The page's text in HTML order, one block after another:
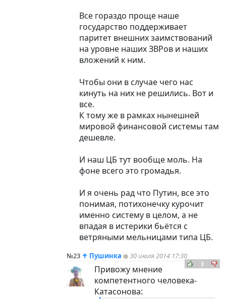
Все гораздо проще наше
государство поддерживает
паритет внешних заимствований
на уровне наших ЗВРов и наших
вложений к ним.
Чтобы они в случае чего нас
кинуть на них не решились. Вот и
все.
К тому же в рамках нынешней
мировой финансовой системы там
дешевле.
И наш ЦБ тут вообще моль. На
фоне всего это громадья.
И я очень рад что Путин, все это
понимая, потихонечку курочит
именно систему в целом, а не
впадая в истерики бьётся с
ветряными мельницами типа ЦБ.
№23 ↑ Пушинка 30 июля 2014 17:30
0
Привожу мнение
компетентного человека-
Катасонова: